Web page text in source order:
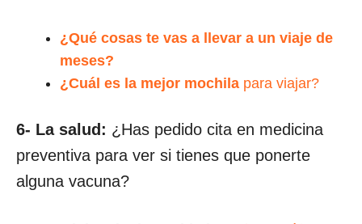
¿Qué cosas te vas a llevar a un viaje de
meses?
¿Cuál es la mejor mochila para viajar?
6- La salud: ¿Has pedido cita en medicina
preventiva para ver si tienes que ponerte
alguna vacuna?